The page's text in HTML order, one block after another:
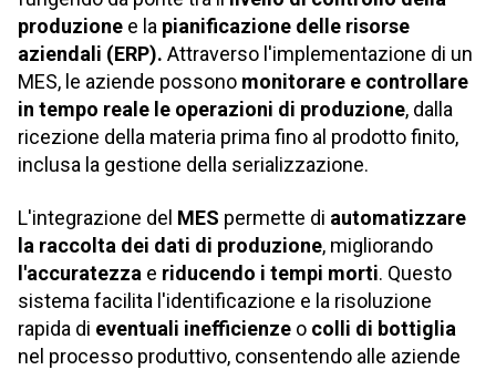
produzione e la pianificazione delle risorse
aziendali (ERP). Attraverso l'implementazione di un
MES, le aziende possono monitorare e controllare
in tempo reale le operazioni di produzione, dalla
ricezione della materia prima fino al prodotto finito,
inclusa la gestione della serializzazione.
L'integrazione del MES permette di automatizzare
la raccolta dei dati di produzione, migliorando
l'accuratezza e riducendo i tempi morti. Questo
sistema facilita l'identificazione e la risoluzione
rapida di eventuali inefficienze o colli di bottiglia
nel processo produttivo, consentendo alle aziende